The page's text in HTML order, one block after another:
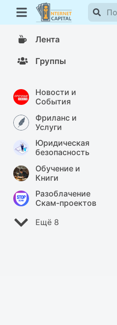
Лента
Группы
Новости и
События
Фриланс и
Услуги
Юридическая
безопасность
Обучение и
Книги
Разоблачение
Скам-проектов
Ещё 8